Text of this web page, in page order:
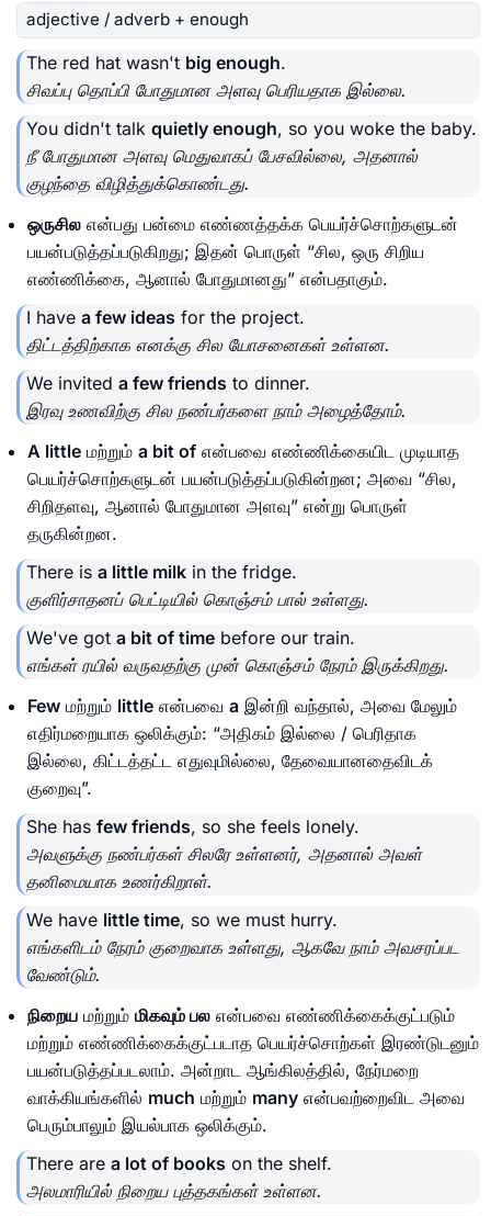
adjective / adverb + enough
The red hat wasn't big enough.
சிவப்பு தொப்பி போதுமான அளவு பெரியதாக இல்லை.
You didn't talk quietly enough, so you woke the baby.
நீ போதுமான அளவு மெதுவாகப் பேசவில்லை, அதனால்
குழந்தை விழித்துக்கொண்டது.
ஒருசில என்பது பன்மை எண்ணத்தக்க பெயர்ச்சொற்களுடன்
பயன்படுத்தப்படுகிறது; இதன் பொருள் “சில, ஒரு சிறிய
எண்ணிக்கை, ஆனால் போதுமானது” என்பதாகும்.
I have a few ideas for the project.
திட்டத்திற்காக எனக்கு சில யோசனைகள் உள்ளன.
We invited a few friends to dinner.
இரவு உணவிற்கு சில நண்பர்களை நாம் அழைத்தோம்.
A little மற்றும் a bit of என்பவை எண்ணிக்கையிட முடியாத
பெயர்ச்சொற்களுடன் பயன்படுத்தப்படுகின்றன; அவை “சில,
சிறிதளவு, ஆனால் போதுமான அளவு” என்று பொருள்
தருகின்றன.
There is a little milk in the fridge.
குளிர்சாதனப் பெட்டியில் கொஞ்சம் பால் உள்ளது.
We've got a bit of time before our train.
எங்கள் ரயில் வருவதற்கு முன் கொஞ்சம் நேரம் இருக்கிறது.
Few மற்றும் little என்பவை a இன்றி வந்தால், அவை மேலும்
எதிர்மறையாக ஒலிக்கும்: “அதிகம் இல்லை / பெரிதாக
இல்லை, கிட்டத்தட்ட எதுவுமில்லை, தேவையானதைவிடக்
குறைவு”.
She has few friends, so she feels lonely.
அவளுக்கு நண்பர்கள் சிலரே உள்ளனர், அதனால் அவள்
தனிமையாக உணர்கிறாள்.
We have little time, so we must hurry.
எங்களிடம் நேரம் குறைவாக உள்ளது, ஆகவே நாம் அவசரப்பட
வேண்டும்.
நிறைய மற்றும் மிகவும் பல என்பவை எண்ணிக்கைக்குட்படும்
மற்றும் எண்ணிக்கைக்குட்படாத பெயர்ச்சொற்கள் இரண்டுடனும்
பயன்படுத்தப்படலாம். அன்றாட ஆங்கிலத்தில், நேர்மறை
வாக்கியங்களில் much மற்றும் many என்பவற்றைவிட அவை
பெரும்பாலும் இயல்பாக ஒலிக்கும்.
There are a lot of books on the shelf.
அலமாரியில் நிறைய புத்தகங்கள் உள்ளன.